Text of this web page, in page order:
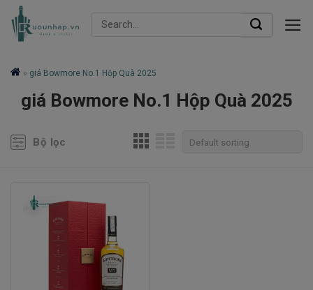
Skip
Search
» giá Bowmore No.1 Hộp Quà 2025
giá Bowmore No.1 Hộp Quà 2025
Bộ lọc